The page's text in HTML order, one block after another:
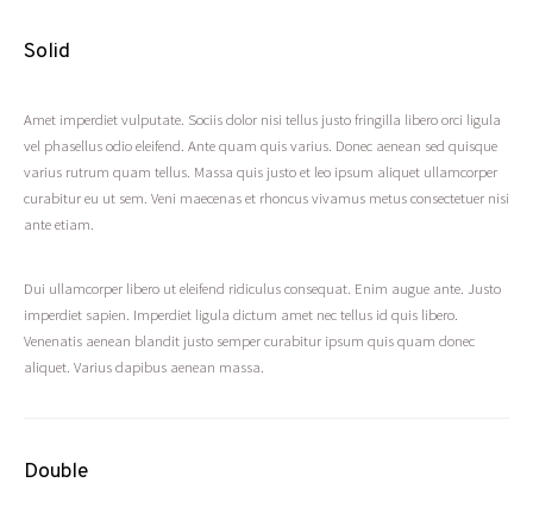
Solid
Amet imperdiet vulputate. Sociis dolor nisi tellus justo fringilla libero orci ligula
vel phasellus odio eleifend. Ante quam quis varius. Donec aenean sed quisque
varius rutrum quam tellus. Massa quis justo et leo ipsum aliquet ullamcorper
curabitur eu ut sem. Veni maecenas et rhoncus vivamus metus consectetuer nisi
ante etiam.
Dui ullamcorper libero ut eleifend ridiculus consequat. Enim augue ante. Justo
imperdiet sapien. Imperdiet ligula dictum amet nec tellus id quis libero.
Venenatis aenean blandit justo semper curabitur ipsum quis quam donec
aliquet. Varius dapibus aenean massa.
Double